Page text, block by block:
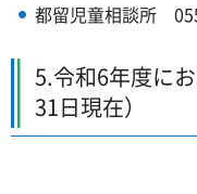
都留児童相談所
5.令和6年度に
31日現在）